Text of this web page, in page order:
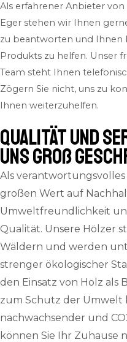
Als erfahrener Anbieter
Eger stehen wir Ihnen
zu beantworten und Ihnen
Produkts zu helfen. Unser
Team steht Ihnen
Zögern Sie nicht, uns zu
Ihnen weiterzuhelfen.
QUALITÄT und
uns groß
Als
großen Wert auf
Umweltfreundlichkeit
Qualität. Unsere Hölzer
Wäldern und werden
strenger ökologischer
den Einsatz von Holz als
zum Schutz der Umwelt
nachwachsender und
können Sie Ihr Zuhause